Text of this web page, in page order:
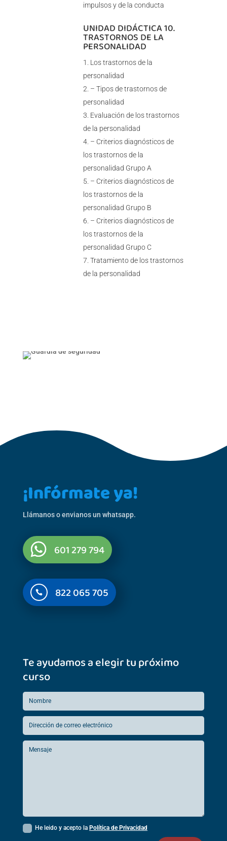
impulsos y de la conducta
UNIDAD DIDÁCTICA 10.
TRASTORNOS DE LA
PERSONALIDAD
Los trastornos de la
personalidad
– Tipos de trastornos de
personalidad
Evaluación de los trastornos
de la personalidad
– Criterios diagnósticos de
los trastornos de la
personalidad Grupo A
– Criterios diagnósticos de
los trastornos de la
personalidad Grupo B
– Criterios diagnósticos de
los trastornos de la
personalidad Grupo C
Tratamiento de los trastornos
de la personalidad
¡Infórmate ya!
Llámanos o envianos un whatsapp.
601 279 794
 822 065 705
Te ayudamos a elegir tu próximo
curso
He leido y acepto laPolítica de Privacidad